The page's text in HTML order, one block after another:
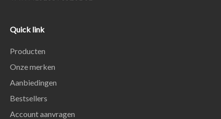
Quick link
Producten
Onze merken
Aanbiedingen
Bestsellers
Account aanvragen